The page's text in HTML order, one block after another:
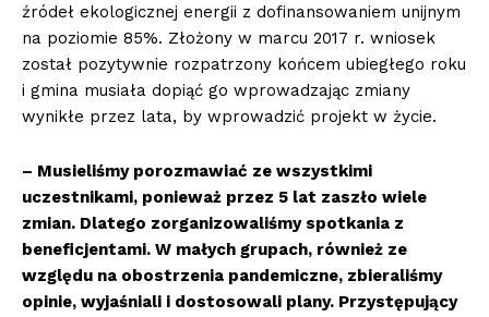
źródeł ekologicznej energii z dofinansowaniem unijnym
na poziomie 85%. Złożony w marcu 2017 r. wniosek
został pozytywnie rozpatrzony końcem ubiegłego roku
i gmina musiała dopiąć go wprowadzając zmiany
wynikłe przez lata, by wprowadzić projekt w życie.
– Musieliśmy porozmawiać ze wszystkimi
uczestnikami, ponieważ przez 5 lat zaszło wiele
zmian. Dlatego zorganizowaliśmy spotkania z
beneficjentami. W małych grupach, również ze
względu na obostrzenia pandemiczne, zbieraliśmy
opinie, wyjaśniali i dostosowali plany. Przystępujący